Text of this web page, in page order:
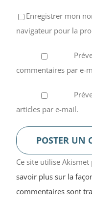
Enregistrer mon
navigateur pour la
commentaires par e-
articles par e-mail.
Ce site utilise
savoir plus sur la
commentaires sont